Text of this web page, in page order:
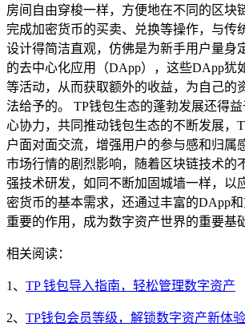
房间自由穿梭一样，方便地在不同的区块
完成加密货币的买卖、兑换等操作，与传
设计得简洁直观，仿佛是为新手用户量身
的去中心化应用（DApp），这些DApp犹
等活动，从而获取额外的收益，为自己的
法给予的。 TP钱包生态的蓬勃发展还得
心协力，共同推动钱包生态的不断发展，
户面对面交流，增强用户的参与感和归属
市场行情的剧烈影响，随着区块链技术的
强技术研发，如同不断加固城墙一样，以
密货币的基本需求，还通过丰富的DApp
重要的作用，成为数字资产世界的重要基
相关阅读：
1、 TP 钱包导入指南，轻松管理数字资产
2、 TP钱包会员等级，解锁数字资产新体验